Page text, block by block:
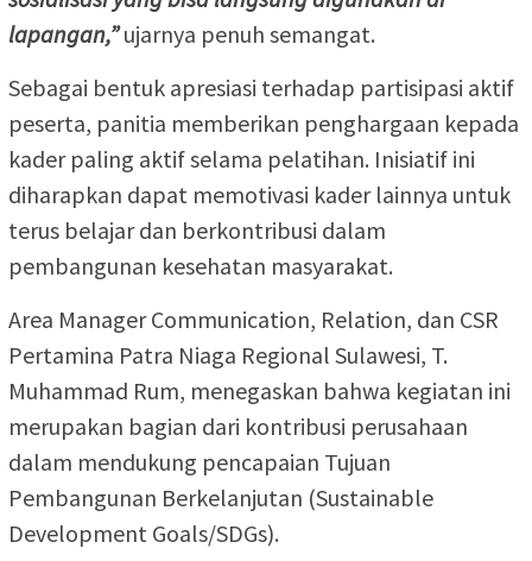
lapangan,”ujarnya penuh semangat.
Sebagai bentuk apresiasi terhadap partisipasi aktif
peserta, panitia memberikan penghargaan kepada
kader paling aktif selama pelatihan. Inisiatif ini
diharapkan dapat memotivasi kader lainnya untuk
terus belajar dan berkontribusi dalam
pembangunan kesehatan masyarakat.
Area Manager Communication, Relation, dan CSR
Pertamina Patra Niaga Regional Sulawesi, T.
Muhammad Rum, menegaskan bahwa kegiatan ini
merupakan bagian dari kontribusi perusahaan
dalam mendukung pencapaian Tujuan
Pembangunan Berkelanjutan (Sustainable
Development Goals/SDGs).